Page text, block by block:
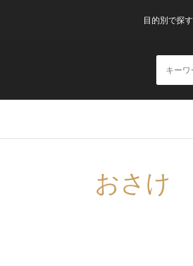
目的別で探す
おさけ